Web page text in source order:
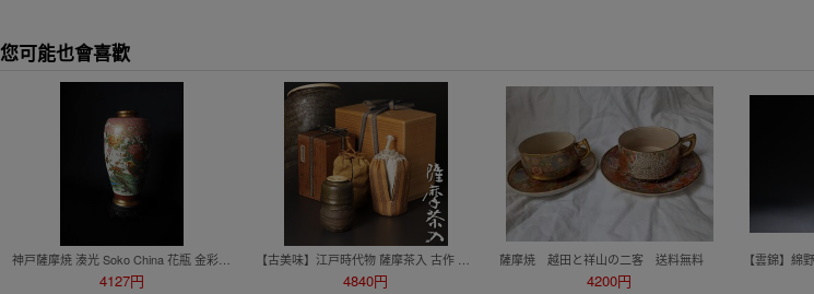
您可能也會喜歡
4127円 4840円
薩摩焼 越田と祥山の二客 送料無料
4200円